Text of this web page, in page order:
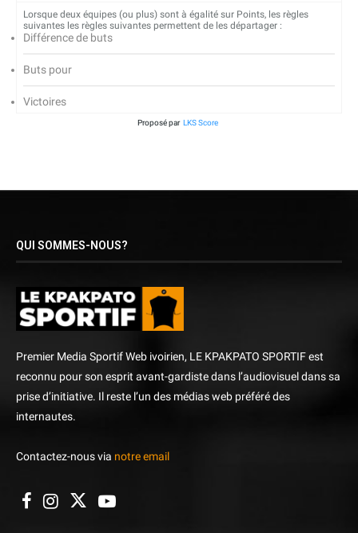
Lorsque deux équipes (ou plus) sont à égalité sur Points, les règles
suivantes les règles suivantes permettent de les départager :
Différence de buts
Buts pour
Victoires
Proposé par LKS Score
QUI SOMMES-NOUS?
Premier Media Sportif Web ivoirien, LE KPAKPATO SPORTIF est
reconnu pour son esprit avant-gardiste dans l’audiovisuel dans sa
prise d’initiative. Il reste l’un des médias web préféré des
internautes.
Contactez-nous via notre email